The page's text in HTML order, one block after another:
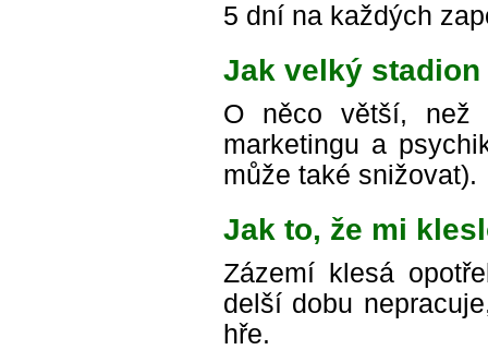
5 dní na každých
Jak velký
O něco větší, než
marketingu a
může také snižovat).
Jak to, že mi
Zázemí klesá
delší dobu
hře.